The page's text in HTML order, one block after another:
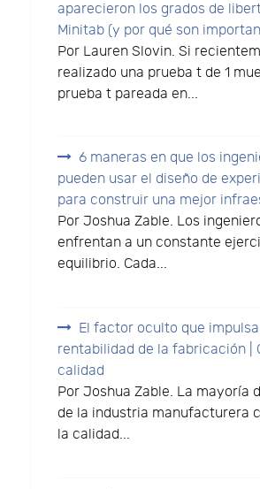
aparecieron los grados de
Minitab (y por qué son
Por Lauren Slovin. Si
realizado una prueba t de 1
prueba t pareada en...
6 maneras en que los
pueden usar el diseño de
para construir una mejor
Por Joshua Zable. Los
enfrentan a un constante
equilibrio. Cada...
El factor oculto que
rentabilidad de la fabricación |
calidad
Por Joshua Zable. La mayoría
de la industria manufacturera
la calidad...